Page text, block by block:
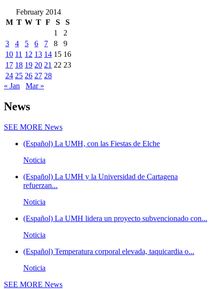
February 2014
M T W T F S
S
1
2
3
4 5 6 7 8
9
10 11 12 13 14 15 16
17 18 19 20 21 22 23
24 25 26 27 28
« Jan
Mar »
News
SEE MORE News
(Español) La UMH, con las Fiestas de Elche
Noticia
(Español) La UMH y la Universidad de Cartagena
refuerzan...
Noticia
(Español) La UMH lidera un proyecto subvencionado con...
Noticia
(Español) Temperatura corporal elevada, taquicardia o...
Noticia
SEE MORE News